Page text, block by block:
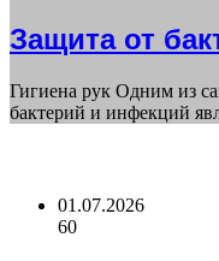
Защита от
Гигиена рук Одним из
бактерий и инфекций
01.07.2026
60